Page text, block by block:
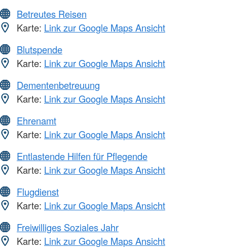
Betreutes Reisen
Karte: Link zur Google Maps Ansicht
Blutspende
Karte: Link zur Google Maps Ansicht
Dementenbetreuung
Karte: Link zur Google Maps Ansicht
Ehrenamt
Karte: Link zur Google Maps Ansicht
Entlastende Hilfen für Pflegende
Karte: Link zur Google Maps Ansicht
Flugdienst
Karte: Link zur Google Maps Ansicht
Freiwilliges Soziales Jahr
Karte: Link zur Google Maps Ansicht